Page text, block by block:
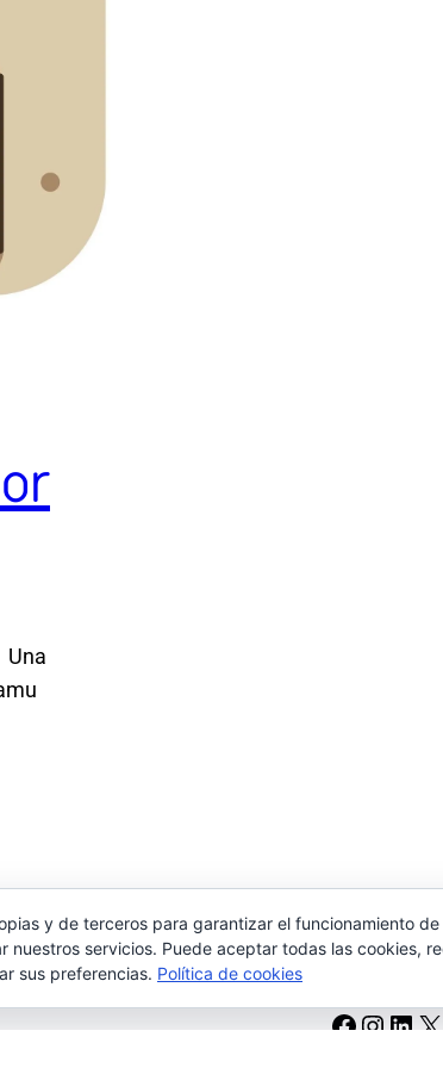
Una
X
y de terceros para garantizar el funcionamiento de
nuestros servicios. Puede aceptar todas las cookies,
sus preferencias. Política de cookies